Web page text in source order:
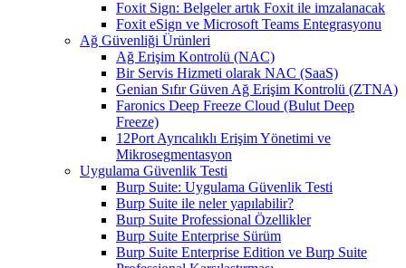
Foxit Sign: Belgeler artık Foxit ile imzalanacak
Foxit eSign ve Microsoft Teams Entegrasyonu
Ağ Güvenliği Ürünleri
Ağ Erişim Kontrolü (NAC)
Bir Servis Hizmeti olarak NAC (SaaS)
Genian Sıfır Güven Ağ Erişim Kontrolü (ZTNA)
Faronics Deep Freeze Cloud (Bulut Deep
Freeze)
12Port Ayrıcalıklı Erişim Yönetimi ve
Mikrosegmentasyon
Uygulama Güvenlik Testi
Burp Suite: Uygulama Güvenlik Testi
Burp Suite ile neler yapılabilir?
Burp Suite Professional Özellikler
Burp Suite Enterprise Sürüm
Burp Suite Enterprise Edition ve Burp Suite